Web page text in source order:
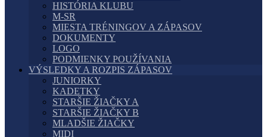
HISTÓRIA KLUBU
M-SR
MIESTA TRÉNINGOV A ZÁPASOV
DOKUMENTY
LOGO
PODMIENKY POUŽÍVANIA
VÝSLEDKY A ROZPIS ZÁPASOV
JUNIORKY
KADETKY
STARŠIE ŽIAČKY A
STARŠIE ŽIAČKY B
MLADŠIE ŽIAČKY
MIDI